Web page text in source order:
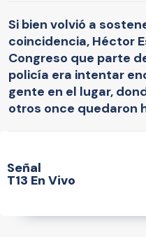
Si bien volvió a
coincidencia, Héctor
Congreso que parte
policía era intentar
gente en el lugar,
otros once quedaron
Señal
T13 En Vivo